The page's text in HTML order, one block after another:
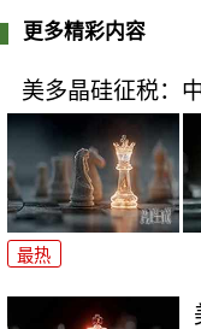
更多精彩内容
美多晶硅征税：
最热